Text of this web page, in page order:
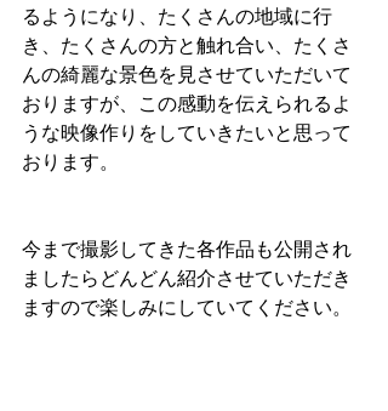
るようになり、たくさんの地域に行
き、たくさんの方と触れ合い、たくさ
んの綺麗な景色を見させていただいて
おりますが、この感動を伝えられるよ
うな映像作りをしていきたいと思って
おります。
今まで撮影してきた各作品も公開され
ましたらどんどん紹介させていただき
ますので楽しみにしていてください。